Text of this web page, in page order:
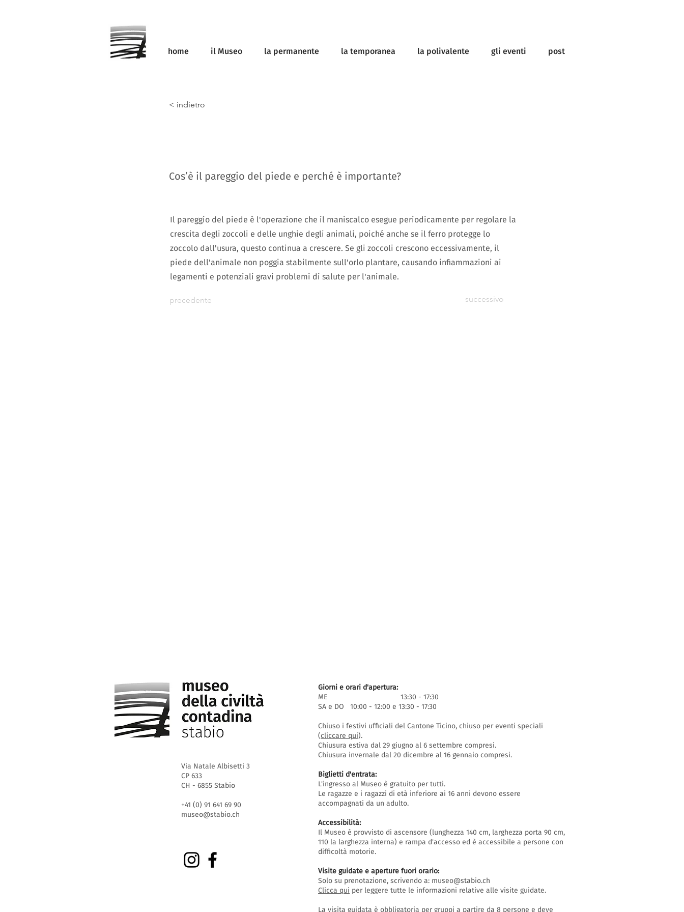
home il Museo la permanente la temporanea la polivalente gli eventi post
< indietro
Cos’è il pareggio del piede e perché è importante?
Il pareggio del piede è l'operazione che il maniscalco esegue periodicamente per regolare la
crescita degli zoccoli e delle unghie degli animali, poiché anche se il ferro protegge lo
zoccolo dall'usura, questo continua a crescere. Se gli zoccoli crescono eccessivamente, il
piede dell'animale non poggia stabilmente sull'orlo plantare, causando infiammazioni ai
legamenti e potenziali gravi problemi di salute per l'animale.
precedente successivo
Via Natale Albisetti 3
CP 633
CH - 6855 Stabio
+41 (0) 91 641 69 90
museo@stabio.ch
Giorni e orari d'apertura:
ME 13:30 - 17:30
SA e DO 10:00 - 12:00 e 13:30 - 17:30
Chiuso i festivi ufficiali del Cantone Ticino, chiuso per eventi speciali
(cliccare qui).
Chiusura estiva dal 29 giugno al 6 settembre compresi.
Chiusura invernale dal 20 dicembre al 16 gennaio compresi.
Biglietti d'entrata:
L'ingresso al Museo è gratuito per tutti.
Le ragazze e i ragazzi di età inferiore ai 16 anni devono essere
accompagnati da un adulto.
Accessibilità:
Il Museo è provvisto di ascensore (lunghezza 140 cm, larghezza porta 90 cm,
110 la larghezza interna) e rampa d'accesso ed è accessibile a persone con
difficoltà motorie.
Visite guidate e aperture fuori orario:
Solo su prenotazione, scrivendo a: museo@stabio.ch
Clicca qui per leggere tutte le informazioni relative alle visite guidate.
La visita guidata è obbligatoria per gruppi a partire da 8 persone e deve